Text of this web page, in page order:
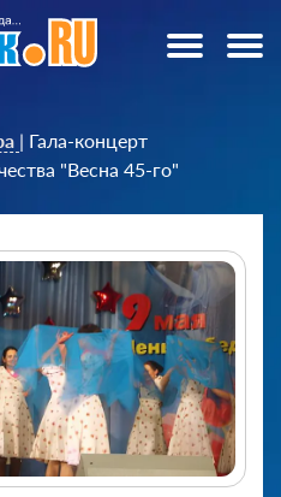
| Гала-концерт
"Весна 45-го"